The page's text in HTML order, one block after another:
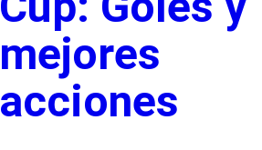
mejores
acciones